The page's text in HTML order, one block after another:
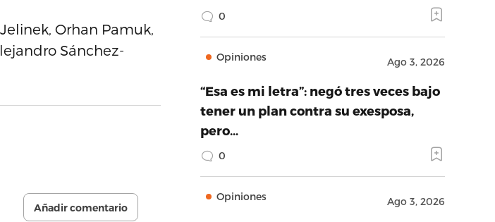
Orhan Pamuk,
Sánchez-
Añadir comentario
0
Opiniones Ago 3, 2026
“Esa es mi letra”: negó tres veces bajo
tener un plan contra su exesposa,
pero…
0
Opiniones Ago 3, 2026